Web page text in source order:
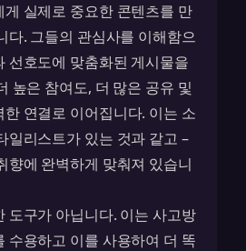
실제로 중요한 콘텐츠를 만
다. 그들의 관심사를 이해함으
선호도에 맞춤화된 게시물을
높은 참여도, 더 많은 공유 및
연결로 이어집니다. 이는 소
일리스트가 있는 것과 같고 –
향에 완벽하게 맞춰져 있습니
도구가 아닙니다. 이는 사고방
수용하고 이를 사용하여 더 똑